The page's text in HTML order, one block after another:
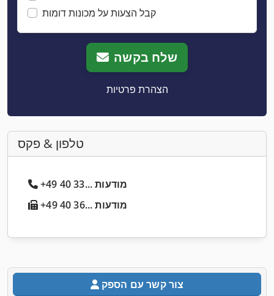
קבל הצעות על מכונות דומות
שלח בקשה
הצהרת פרטיות
טלפון & פקס
+49 40 33... מודעות
+49 40 36... מודעות
צור קשר עם הספק